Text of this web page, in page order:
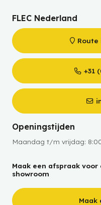
FLEC Nederland
Route
+31
Openingstijden
Maandag t/m vrijdag:
Maak een afspraak
showroom
Maak